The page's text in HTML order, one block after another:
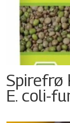
Spirefrø
E. coli-